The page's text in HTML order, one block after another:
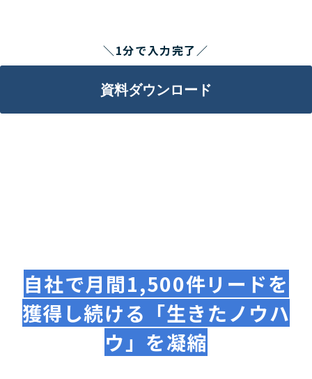
＼1分で入力完了／
資料ダウンロード
自社で月間1,500件リードを
獲得し続ける「生きたノウハ
ウ」を凝縮